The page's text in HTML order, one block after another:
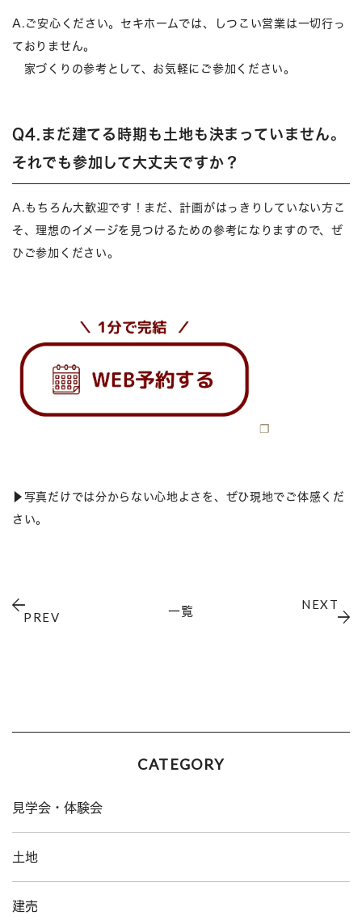
A.ご安心ください。セキホームでは、しつこい営業は一切行っ
ておりません。
家づくりの参考として、お気軽にご参加ください。
Q4.まだ建てる時期も土地も決まっていません。
それでも参加して大丈夫ですか？
A.もちろん大歓迎です！まだ、計画がはっきりしていない方こ
そ、理想のイメージを見つけるための参考になりますので、ぜ
ひご参加ください。
▶写真だけでは分からない心地よさを、ぜひ現地でご体感くだ
さい。
PREV 一覧 NEXT
CATEGORY
見学会・体験会
土地
建売